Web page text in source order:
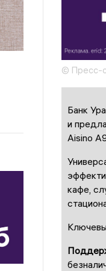
© Пресс-
Банк
и
Aisino
кафе,